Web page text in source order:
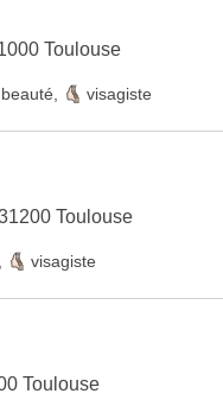
Toulouse
visagiste
Toulouse
visagiste
Toulouse